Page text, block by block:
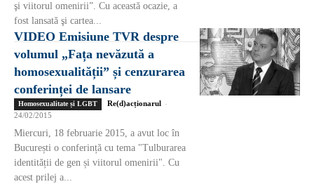
şi viitorul omenirii”. Cu această ocazie, a
fost lansată şi cartea...
VIDEO Emisiune TVR despre
volumul „Fața nevăzută a
homosexualității” și cenzurarea
conferinței de lansare
Homosexualitate și LGBT Re(d)acționarul -
24/02/2015
Miercuri, 18 februarie 2015, a avut loc în
București o conferință cu tema "Tulburarea
identității de gen și viitorul omenirii". Cu
acest prilej a...